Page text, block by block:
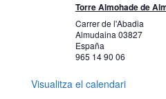
Torre Almohade de
Carrer de l'Abadia
Almudaina 03827
España
965 14 90 06
Visualitza el calendari